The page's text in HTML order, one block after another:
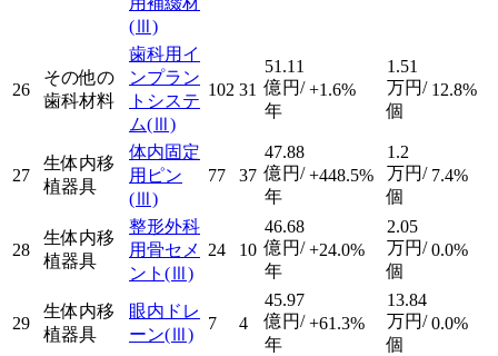
(Ⅲ)
26
その他の
歯科材料
歯科用イ
ンプラン
トシステ
ム(Ⅲ)
102 31
51.11
億円/
年
+1.6%
1.51
万円/
個
12.8%
27
生体内移
植器具
体内固定
用ピン
(Ⅲ)
77 37
47.88
億円/
年
+448.5%
1.2
万円/
個
7.4%
28
生体内移
植器具
整形外科
用骨セメ
ント (Ⅲ)
24 10
46.68
億円/
年
+24.0%
2.05
万円/
個
0.0%
29
生体内移
植器具
眼内ドレ
ーン(Ⅲ)
7 4
45.97
億円/
年
+61.3%
13.84
万円/
個
0.0%